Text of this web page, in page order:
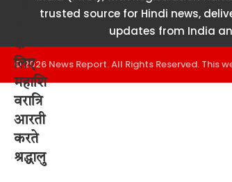
trusted source for Hindi news,
updates from India
© 2026 News Report. All Rights Reserved. This